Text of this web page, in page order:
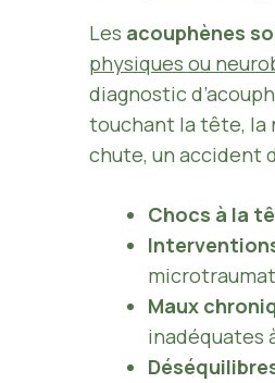
Les acouphènes
physiques ou
diagnostic
touchant la tête, la
chute, un accident
Chocs à la
Maux
inadéquates